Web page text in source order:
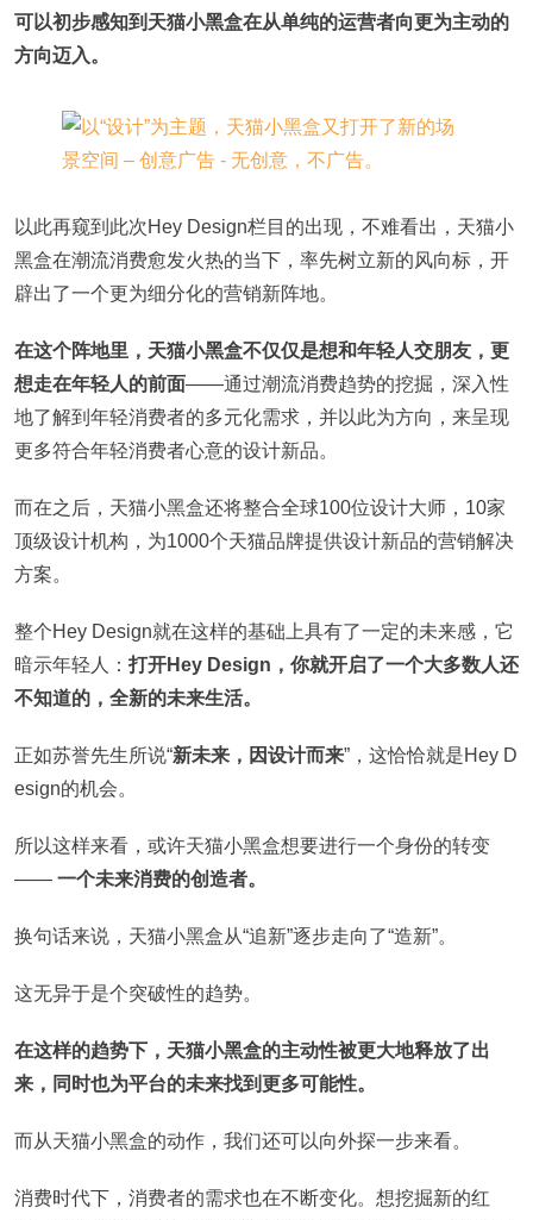
可以初步感知到天猫小黑盒在从单纯的运营者向更为主动的
方向迈入。
以此再窥到此次Hey Design栏目的出现，不难看出，天猫小
黑盒在潮流消费愈发火热的当下，率先树立新的风向标，开
辟出了一个更为细分化的营销新阵地。
在这个阵地里，天猫小黑盒不仅仅是想和年轻人交朋友，更
想走在年轻人的前面——通过潮流消费趋势的挖掘，深入性
地了解到年轻消费者的多元化需求，并以此为方向，来呈现
更多符合年轻消费者心意的设计新品。
而在之后，天猫小黑盒还将整合全球100位设计大师，10家
顶级设计机构，为1000个天猫品牌提供设计新品的营销解决
方案。
整个Hey Design就在这样的基础上具有了一定的未来感，它
暗示年轻人： 打开Hey Design，你就开启了一个大多数人还
不知道的，全新的未来生活。
正如苏誉先生所说“新未来，因设计而来”，这恰恰就是Hey D
esign的机会。
所以这样来看，或许天猫小黑盒想要进行一个身份的转变
—— 一个未来消费的创造者。
换句话来说，天猫小黑盒从“追新”逐步走向了“造新”。
这无异于是个突破性的趋势。
在这样的趋势下，天猫小黑盒的主动性被更大地释放了出
来，同时也为平台的未来找到更多可能性。
而从天猫小黑盒的动作，我们还可以向外探一步来看。
消费时代下，消费者的需求也在不断变化。想挖掘新的红